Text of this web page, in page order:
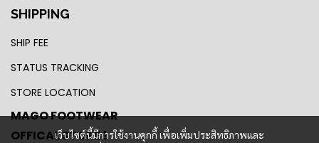
เว็บไซต์นี้มีการใช้งานคุกกี้ เพื่อเพิ่มประสิทธิภาพและ
SHIPPING
SHIP FEE
STATUS TRACKING
STORE LOCATION
MAGO FOOTWEAR
OFFICAL STORE !